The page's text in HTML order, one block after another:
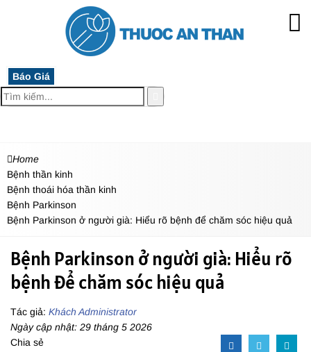
Báo Giá
Home
Bệnh thần kinh
Bệnh thoái hóa thần kinh
Bệnh Parkinson
Bệnh Parkinson ở người già: Hiểu rõ bệnh để chăm sóc hiệu quả
Bệnh Parkinson ở người già: Hiểu rõ
bệnh để chăm sóc hiệu quả
Tác giả: Khách Administrator
Ngày cập nhật: 29 tháng 5 2026
Chia sẻ